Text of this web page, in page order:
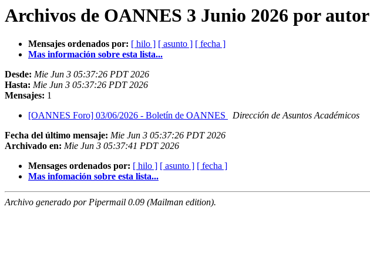
Archivos de OANNES 3 Junio 2026 por autor
Mensajes ordenados por: [ hilo ] [ asunto ] [ fecha ]
Mas información sobre esta lista...
Desde: Mie Jun 3 05:37:26 PDT 2026
Hasta: Mie Jun 3 05:37:26 PDT 2026
Mensajes: 1
[OANNES Foro] 03/06/2026 - Boletín de OANNES
Dirección de Asuntos Académicos
Fecha del último mensaje: Mie Jun 3 05:37:26 PDT 2026
Archivado en: Mie Jun 3 05:37:41 PDT 2026
Mensages ordenados por: [ hilo ] [ asunto ] [ fecha ]
Mas infomación sobre esta lista...
Archivo generado por Pipermail 0.09 (Mailman edition).